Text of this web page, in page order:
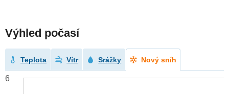
Výhled počasí
Teplota Vítr Srážky Nový sníh
6